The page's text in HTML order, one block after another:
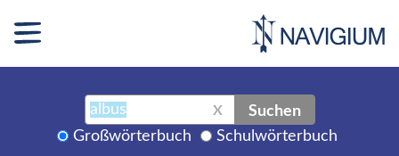
X Suchen
Großwörterbuch Schulwörterbuch